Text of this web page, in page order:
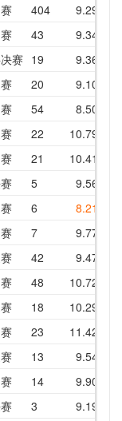
404 9.29
43 9.34
赛 19 9.36
20 9.10
54 8.50
22 10.79
21 10.41
5 9.56
6 8.21
7 9.77
42 9.47
48 10.72
18 10.29
23 11.42
13 9.54
14 9.90
3 9.19